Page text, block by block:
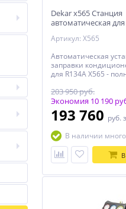
Dekar x565 Станция
автоматическая
автомобильных
Артикул: X565
Автоматическая
заправки
для R134A X565 -
обслуживанию
автомобилей.
размер баллона для
(15 кг).
вакуумный насос
использовать
для обслуживания
кондиционирования
микроавтобусов.
203 950 руб.
Экономия 10 190
193 760 руб.
В наличии много